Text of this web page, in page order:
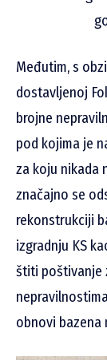
Međutim, s
dostavljenoj
brojne
pod kojima je
za koju nikada
značajno se
rekonstrukciji
izgradnju KS
štiti poštivanje
obnovi bazena